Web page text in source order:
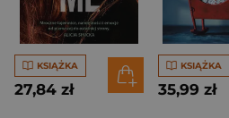
KSIĄŻKA
27,84 zł
KSIĄŻKA
35,99 zł